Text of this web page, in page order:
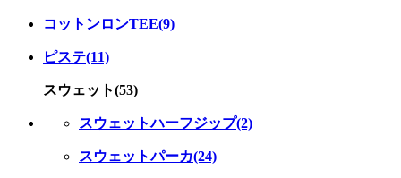
コットンロンTEE(9)
ピステ(11)
スウェット(53)
スウェットハーフジップ(2)
スウェットパーカ(24)